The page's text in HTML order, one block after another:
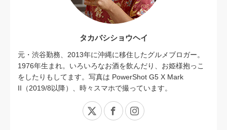
タカバシショウヘイ
元・渋谷勤務、2013年に沖縄に移住したグルメブロガー。
1976年生まれ。いろいろなお酒を飲んだり、お姫様抱っこ
をしたりもしてます。写真は PowerShot G5 X Mark
II（2019/8以降）、時々スマホで撮っています。
X FacebookInstagram